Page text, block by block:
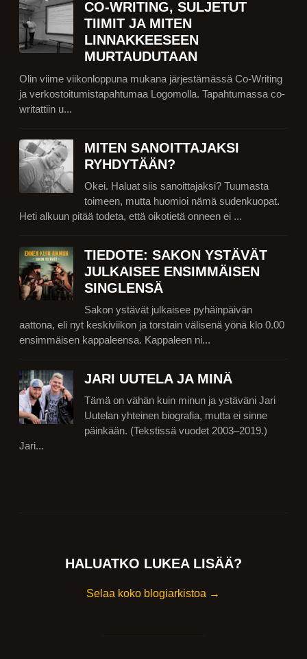
CO-WRITING, SULJETUT
TIIMIT JA MITEN
LINNAKKEESEEN
MURTAUDUTAAN
Olin viime viikonloppuna mukana järjestämässä Co-Writing
ja verkostoitumistapahtumaa Logomolla. Tapahtumassa co-
writattiin u...
MITEN SANOITTAJAKSI
RYHDYTÄÄN?
Okei. Haluat siis sanoittajaksi? Tuumasta
toimeen, mutta huomioi nämä sudenkuopat.
Heti alkuun pitää todeta, että oikotietä onneen ei ...
TIEDOTE: SAKON YSTÄVÄT
JULKAISEE ENSIMMÄISEN
SINGLENSÄ
Sakon ystävät julkaisee pyhäinpäivän
aattona, eli nyt keskiviikon ja torstain välisenä yönä klo 0.00
ensimmäisen kappaleensa. Kappaleen ni...
JARI UUTELA JA MINÄ
Tämä on vähän kuin minun ja ystäväni Jari
Uutelan yhteinen biografia, mutta ei sinne
päinkään. (Tekstissä vuodet 2003–2019.)
Jari...
HALUATKO LUKEA LISÄÄ?
Selaa koko blogiarkistoa →